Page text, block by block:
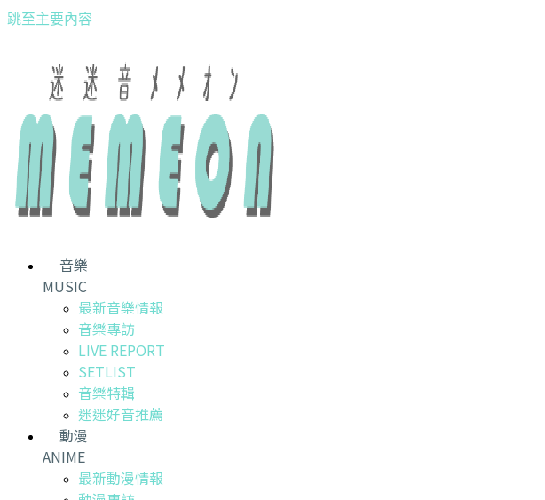
跳至主要內容
音樂
MUSIC
最新音樂情報
音樂專訪
LIVE REPORT
SETLIST
音樂特輯
迷迷好音推薦
動漫
ANIME
最新動漫情報